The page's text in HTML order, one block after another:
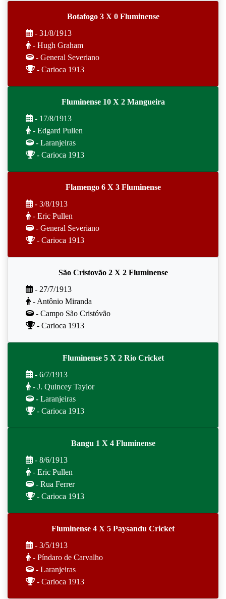
Botafogo 3 X 0 Fluminense
- 31/8/1913
- Hugh Graham
- General Severiano
- Carioca 1913
Fluminense 10 X 2 Mangueira
- 17/8/1913
- Edgard Pullen
- Laranjeiras
- Carioca 1913
Flamengo 6 X 3 Fluminense
- 3/8/1913
- Eric Pullen
- General Severiano
- Carioca 1913
São Cristovão 2 X 2 Fluminense
- 27/7/1913
- Antônio Miranda
- Campo São Cristóvão
- Carioca 1913
Fluminense 5 X 2 Rio Cricket
- 6/7/1913
- J. Quincey Taylor
- Laranjeiras
- Carioca 1913
Bangu 1 X 4 Fluminense
- 8/6/1913
- Eric Pullen
- Rua Ferrer
- Carioca 1913
Fluminense 4 X 5 Paysandu Cricket
- 3/5/1913
- Píndaro de Carvalho
- Laranjeiras
- Carioca 1913